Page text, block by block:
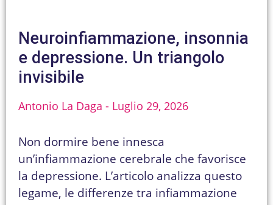
Neuroinfiammazione, insonnia
e depressione. Un triangolo
invisibile
Antonio La Daga Luglio 29, 2026
Non dormire bene innesca
un’infiammazione cerebrale che favorisce
la depressione. L’articolo analizza questo
legame, le differenze tra infiammazione